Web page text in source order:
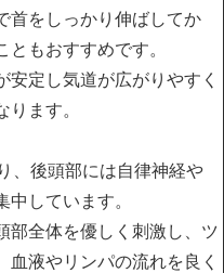
首をしっかり伸ばしてか
もおすすめです。
定し気道が広がりやすく
ます。
、後頭部には自律神経や
しています。
部全体を優しく刺激し、ツ
血液やリンパの流れを良く